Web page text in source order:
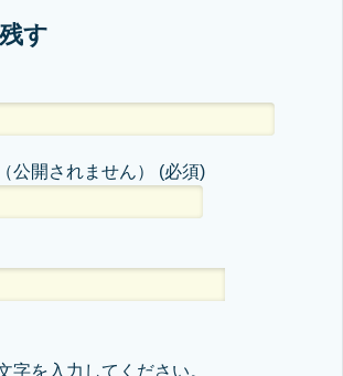
す
公開されません） (必須)
字を入力してください。